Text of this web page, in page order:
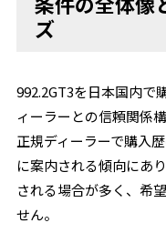
ズ
992.2GT3を日本国内で
ィーラーとの信頼関係
正規ディーラーで購入
に案内される傾向にあ
される場合が多く、希
せん。